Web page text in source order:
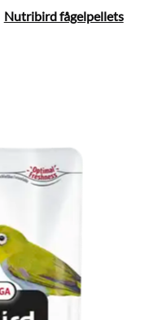
Nutribird fågelpellets